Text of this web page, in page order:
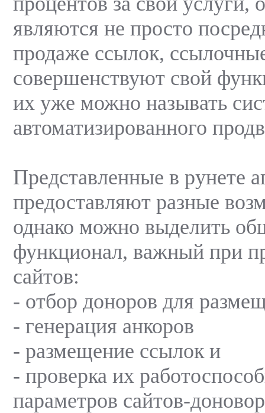
являются не просто
продаже ссылок,
совершенствуют свой
их уже можно называть
автоматизированного
Представленные в рунете
предоставляют разные
однако можно выделить
функционал, важный при
сайтов:
- отбор доноров для
- генерация анкоров
- размещение ссылок и
- проверка их
параметров сайтов-